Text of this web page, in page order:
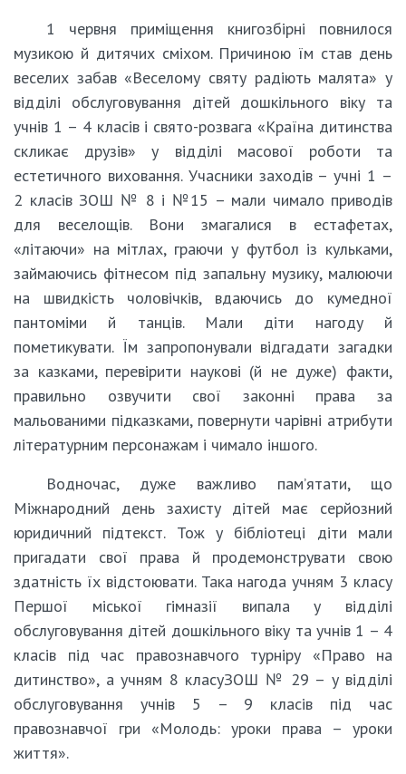
1 червня приміщення книгозбірні повнилося
музикою й дитячих сміхом. Причиною їм став день
веселих забав «Веселому святу радіють малята» у
відділі обслуговування дітей дошкільного віку та
учнів 1 – 4 класів і свято-розвага «Країна дитинства
скликає друзів» у відділі масової роботи та
естетичного виховання. Учасники заходів – учні 1 –
2 класів ЗОШ № 8 і №15 – мали чимало приводів
для веселощів. Вони змагалися в естафетах,
«літаючи» на мітлах, граючи у футбол із кульками,
займаючись фітнесом під запальну музику, малюючи
на швидкість чоловічків, вдаючись до кумедної
пантоміми й танців. Мали діти нагоду й
пометикувати. Їм запропонували відгадати загадки
за казками, перевірити наукові (й не дуже) факти,
правильно озвучити свої законні права за
мальованими підказками, повернути чарівні атрибути
літературним персонажам і чимало іншого.
Водночас, дуже важливо пам’ятати, що
Міжнародний день захисту дітей має серйозний
юридичний підтекст. Тож у бібліотеці діти мали
пригадати свої права й продемонструвати свою
здатність їх відстоювати. Така нагода учням 3 класу
Першої міської гімназії випала у відділі
обслуговування дітей дошкільного віку та учнів 1 – 4
класів під час правознавчого турніру «Право на
дитинство», а учням 8 класуЗОШ № 29 – у відділі
обслуговування учнів 5 – 9 класів під час
правознавчої гри «Молодь: уроки права – уроки
життя».